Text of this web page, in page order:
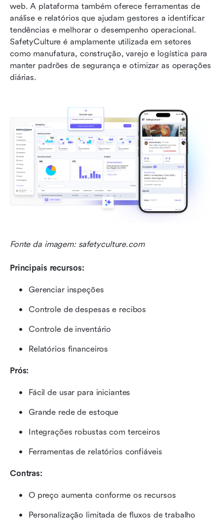
web. A plataforma também oferece ferramentas de
análise e relatórios que ajudam gestores a identificar
tendências e melhorar o desempenho operacional.
SafetyCulture é amplamente utilizada em setores
como manufatura, construção, varejo e logística para
manter padrões de segurança e otimizar as operações
diárias.
Fonte da imagem: safetyculture.com
Principais recursos:
Gerenciar inspeções
Controle de despesas e recibos
Controle de inventário
Relatórios financeiros
Prós:
Fácil de usar para iniciantes
Grande rede de estoque
Integrações robustas com terceiros
Ferramentas de relatórios confiáveis
Contras:
O preço aumenta conforme os recursos
Personalização limitada de fluxos de trabalho